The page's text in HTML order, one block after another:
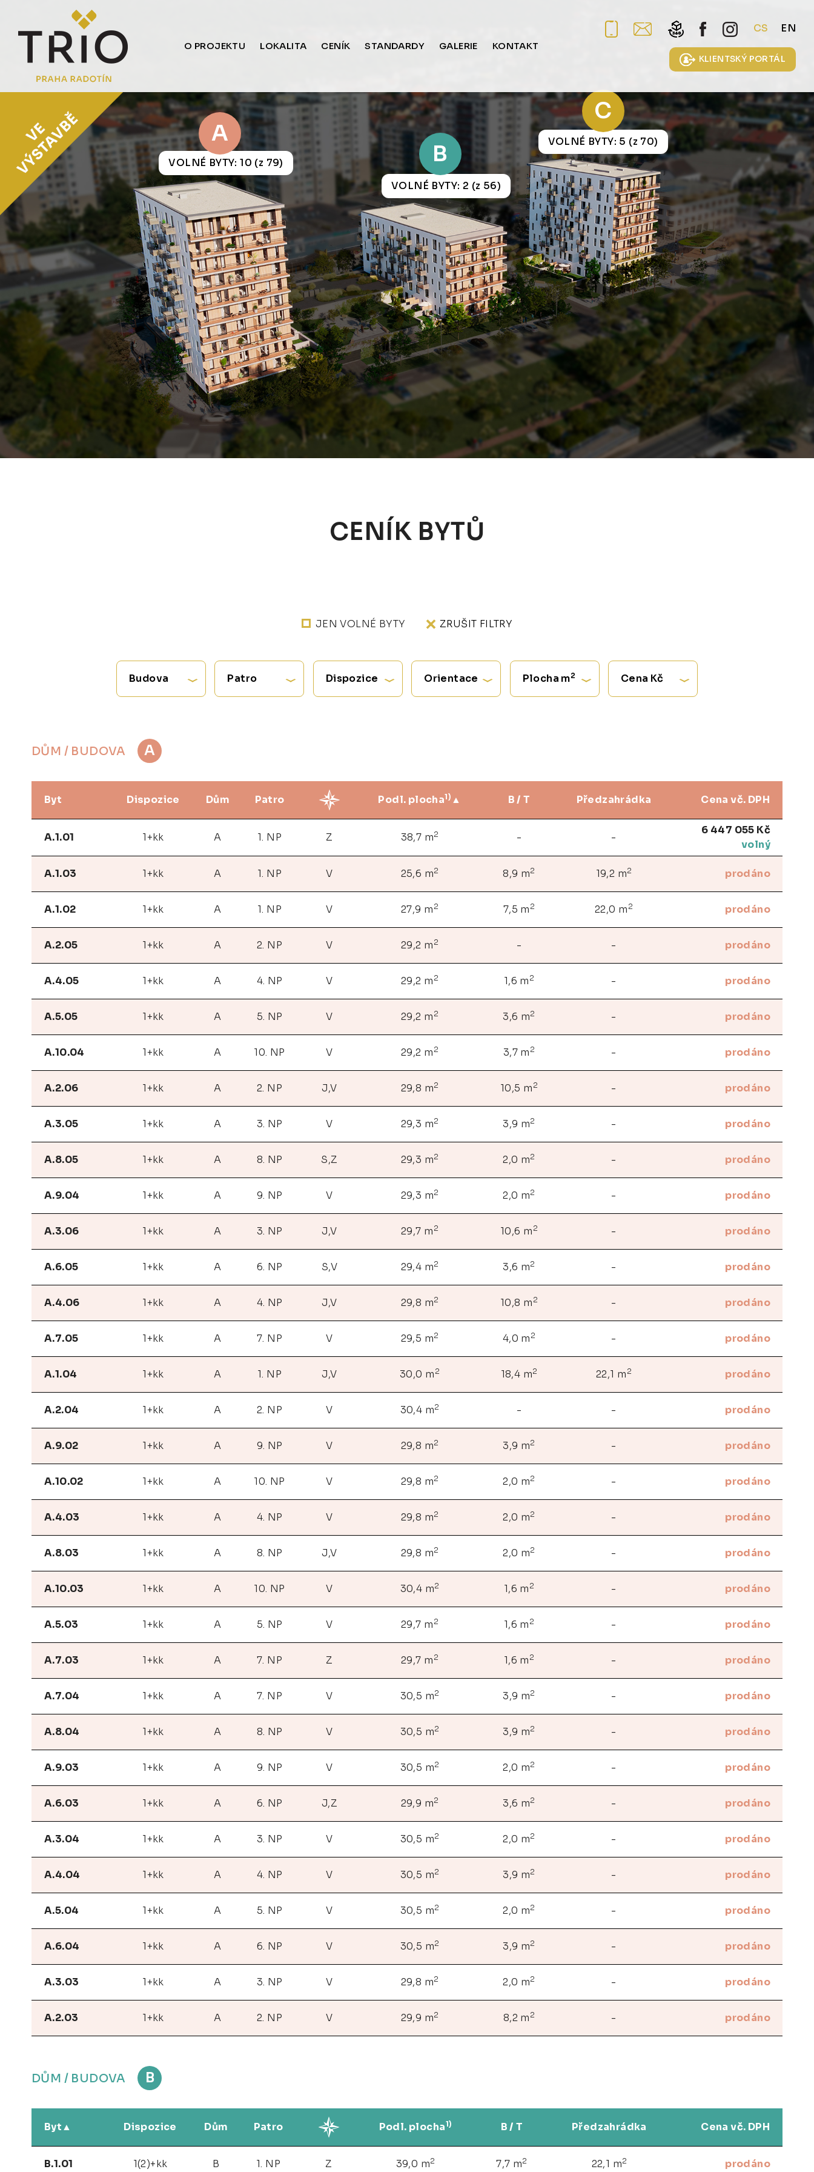
O PROJEKTU LOKALITA CENÍK STANDARDY GALERIE KONTAKT
CS EN
KLIENTSKÝ PORTÁL
A
B
C
VOLNÉ BYTY: 10 (z 79)
VOLNÉ BYTY: 2 (z 56)
VOLNÉ BYTY: 5 (z 70)
CENÍK BYTŮ
JEN VOLNÉ BYTY ZRUŠIT FILTRY
Budova Patro Dispozice Orientace Plocha m2 Cena Kč
DŮM / BUDOVA A
Byt Dispozice Dům Patro Podl. plocha1) B / T Předzahrádka Cena vč. DPH
A.1.01 1+kk A 1. NP Z 38,7 m2 - -
6 447 055 Kč
volný
A.1.03 1+kk A 1. NP V 25,6 m2 8,9 m2 19,2 m2 prodáno
A.1.02 1+kk A 1. NP V 27,9 m 2 7,5 m 2 22,0 m 2 prodáno
A.2.05 1+kk A 2. NP V 29,2 m 2 - - prodáno
A.4.05 1+kk A 4. NP V 29,2 m 2 1,6 m 2 - prodáno
A.5.05 1+kk A 5. NP V 29,2 m 2 3,6 m2 - prodáno
A.10.04 1+kk A 10. NP V 29,2 m 2 3,7 m 2 - prodáno
A.2.06 1+kk A 2. NP J,V 29,8 m2 10,5 m 2 - prodáno
A.3.05 1+kk A 3. NP V 29,3 m2 3,9 m2 - prodáno
A.8.05 1+kk A 8. NP S,Z 29,3 m2 2,0 m2 - prodáno
A.9.04 1+kk A 9. NP V 29,3 m2 2,0 m2 - prodáno
A.3.06 1+kk A 3. NP J,V 29,7 m 2 10,6 m 2 - prodáno
A.6.05 1+kk A 6. NP S,V 29,4 m2 3,6 m2 - prodáno
A.4.06 1+kk A 4. NP J,V 29,8 m2 10,8 m 2 - prodáno
A.7.05 1+kk A 7. NP V 29,5 m2 4,0 m 2 - prodáno
A.1.04 1+kk A 1. NP J,V 30,0 m 2 18,4 m2 22,1 m 2 prodáno
A.2.04 1+kk A 2. NP V 30,4 m2 - - prodáno
A.9.02 1+kk A 9. NP V 29,8 m2 3,9 m2 - prodáno
A.10.02 1+kk A 10. NP V 29,8 m2 2,0 m2 - prodáno
A.4.03 1+kk A 4. NP V 29,8 m2 2,0 m2 - prodáno
A.8.03 1+kk A 8. NP J,V 29,8 m2 2,0 m2 - prodáno
A.10.03 1+kk A 10. NP V 30,4 m2 1,6 m 2 - prodáno
A.5.03 1+kk A 5. NP V 29,7 m 2 1,6 m 2 - prodáno
A.7.03 1+kk A 7. NP Z 29,7 m 2 1,6 m 2 - prodáno
A.7.04 1+kk A 7. NP V 30,5 m2 3,9 m2 - prodáno
A.8.04 1+kk A 8. NP V 30,5 m2 3,9 m2 - prodáno
A.9.03 1+kk A 9. NP V 30,5 m2 2,0 m2 - prodáno
A.6.03 1+kk A 6. NP J,Z 29,9 m2 3,6 m2 - prodáno
A.3.04 1+kk A 3. NP V 30,5 m2 2,0 m2 - prodáno
A.4.04 1+kk A 4. NP V 30,5 m2 3,9 m2 - prodáno
A.5.04 1+kk A 5. NP V 30,5 m2 2,0 m2 - prodáno
A.6.04 1+kk A 6. NP V 30,5 m2 3,9 m2 - prodáno
A.3.03 1+kk A 3. NP V 29,8 m2 2,0 m2 - prodáno
A.2.03 1+kk A 2. NP V 29,9 m2 8,2 m 2 - prodáno
DŮM / BUDOVA B
Byt Dispozice Dům Patro Podl. plocha1) B / T Předzahrádka Cena vč. DPH
B.1.01 1(2)+kk B 1. NP Z 39,0 m2 7,7 m2 22,1 m2 prodáno